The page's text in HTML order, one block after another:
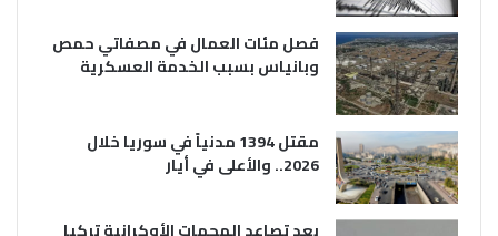
فصل مئات العمال في مصفاتي حمص
وبانياس بسبب الخدمة العسكرية
مقتل 1394 مدنياً في سوريا خلال
2026.. والأعلى في أيار